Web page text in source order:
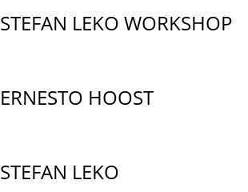
STEFAN LEKO WORKSHOP
ERNESTO HOOST
STEFAN LEKO